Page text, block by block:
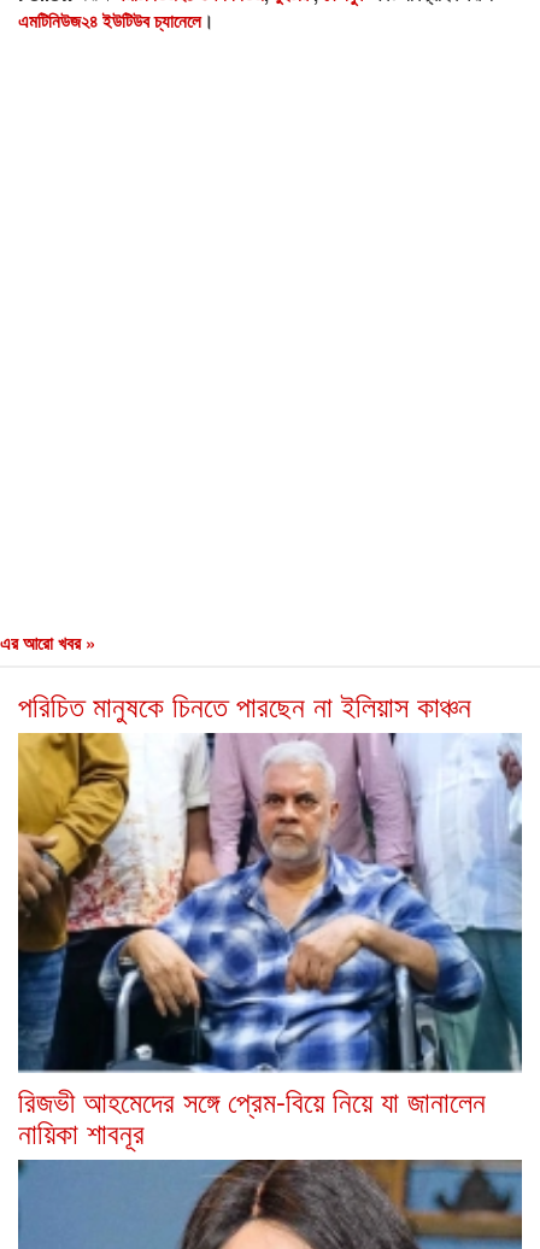
এমটিনিউজ২৪ ইউটিউব চ্যানেলে।
এর আরো খবর »
পরিচিত মানুষকে চিনতে পারছেন না ইলিয়াস কাঞ্চন
রিজভী আহমেদের সঙ্গে প্রেম-বিয়ে নিয়ে যা জানালেন
নায়িকা শাবনূর